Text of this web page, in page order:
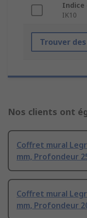
Indice
IK10
Trouver
Nos clients ont
Coffret mural
mm, Profondeur
Coffret mural
mm, Profondeur